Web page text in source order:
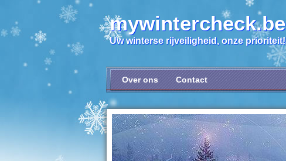
mywintercheck.be
Uw winterse rijveiligheid, onze prioriteit!
Over ons Contact